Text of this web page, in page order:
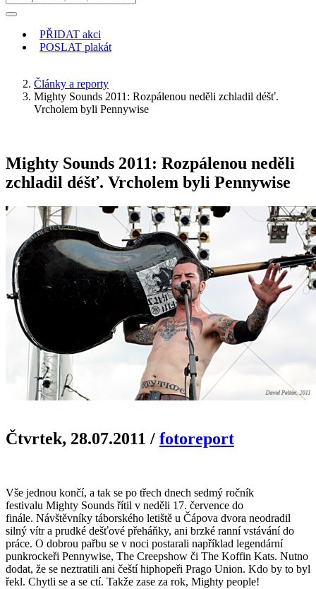
PŘIDAT akci
POSLAT plakát
Články a reporty
Mighty Sounds 2011: Rozpálenou neděli zchladil déšť.
Vrcholem byli Pennywise
Mighty Sounds 2011: Rozpálenou neděli
zchladil déšť. Vrcholem byli Pennywise
Čtvrtek, 28.07.2011 / fotoreport
Vše jednou končí, a tak se po třech dnech sedmý ročník
festivalu Mighty Sounds řítil v neděli 17. července do
finále. Návštěvníky táborského letiště u Čápova dvora neodradil
silný vítr a prudké dešťové přeháňky, ani brzké ranní vstávání do
práce. O dobrou pařbu se v noci postarali například legendární
punkrockeři Pennywise, The Creepshow či The Koffin Kats. Nutno
dodat, že se neztratili ani čeští hiphopeři Prago Union. Kdo by to byl
řekl. Chytli se a se ctí. Takže zase za rok, Mighty people!